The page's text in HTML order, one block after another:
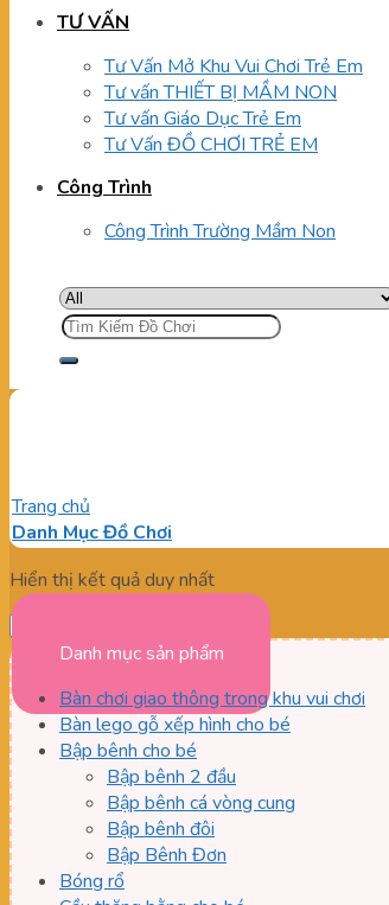
TƯ VẤN
Tư Vấn Mở Khu Vui Chơi Trẻ Em
Tư vấn THIẾT BỊ MẦM NON
Tư vấn Giáo Dục Trẻ Em
Tư Vấn ĐỒ CHƠI TRẺ EM
Công Trình
Công Trình Trường Mầm Non
Tìm
kiếm:
Trang chủ
Danh Mục Đồ Chơi
Hiển thị kết quả duy nhất
Danh mục sản phẩm
Bàn chơi giao thông trong khu vui chơi
Bàn lego gỗ xếp hình cho bé
Bập bênh cho bé
Bập bênh 2 đầu
Bập bênh cá vòng cung
Bập bênh đôi
Bập Bênh Đơn
Bóng rổ